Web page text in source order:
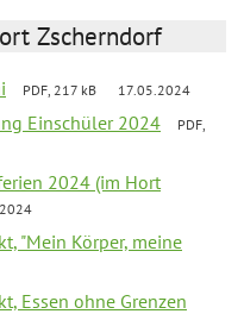
Zscherndorf
PDF, 217 kB 17.05.2024
Einschüler 2024
PDF,
2024 (im Hort
"Mein Körper, meine
Essen ohne Grenzen